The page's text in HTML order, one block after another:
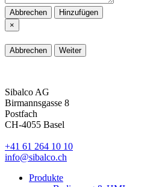
Abbrechen
Hinzufügen
×
Abbrechen Weiter
Sibalco AG
Birmannsgasse 8
Postfach
CH-4055 Basel
+41 61 264 10 10
info@sibalco.ch
Produkte